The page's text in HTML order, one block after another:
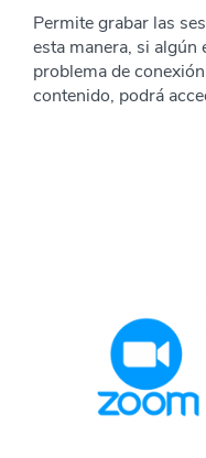
Permite grabar las
esta manera, si algún
problema de
contenido, podrá